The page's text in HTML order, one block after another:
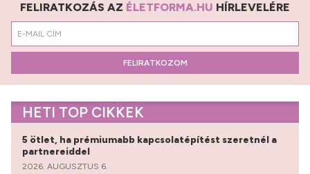
FELIRATKOZÁS AZ ÉLETFORMA.HU HÍRLEVELÉRE
FELIRATKOZOM
HETI TOP CIKKEK
5 ötlet, ha prémiumabb kapcsolatépítést szeretnél a
partnereiddel
2026. AUGUSZTUS 6.